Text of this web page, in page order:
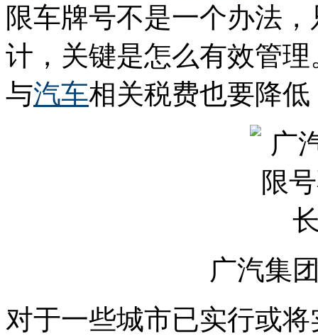
限车牌号不是一个办法
计，关键是怎么有效管
与汽车相关税费也要降
广汽集
对于一些城市已实行或